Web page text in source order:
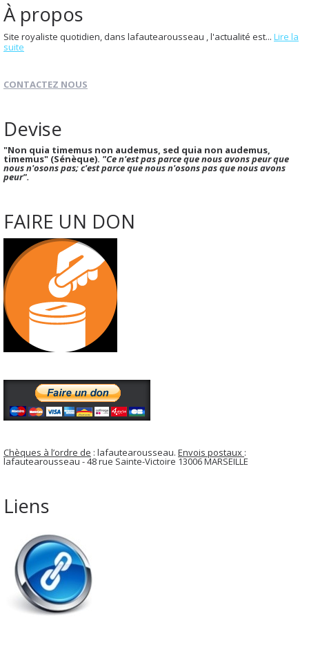
À propos
Site royaliste quotidien, dans lafautearousseau , l'actualité est... Lire la
suite
CONTACTEZ NOUS
Devise
"Non quia timemus non audemus, sed quia non audemus,
timemus" (Sénèque). "Ce n'est pas parce que nous avons peur que
nous n'osons pas; c'est parce que nous n'osons pas que nous avons
peur".
FAIRE UN DON
Chèques à l’ordre de : lafautearousseau. Envois postaux :
lafautearousseau - 48 rue Sainte-Victoire 13006 MARSEILLE
Liens